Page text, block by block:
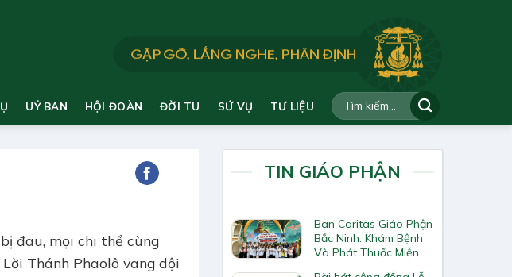
UỶ BAN HỘI ĐOÀN ĐỜI TU SỨ VỤ TƯ LIỆU
đau, mọi chi thể cùng
Lời Thánh Phaolô vang dội
TIN GIÁO PHẬN
Ban Caritas Giáo Phận
Bắc Ninh: Khám Bệnh
Và Phát Thuốc Miễn
Phí Tại Giáo Xứ Đồng